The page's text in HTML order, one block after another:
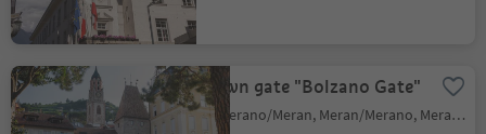
Town gate "Bolzano Gate"
Merano/Meran, Meran/Merano, Meran/Merano and environs